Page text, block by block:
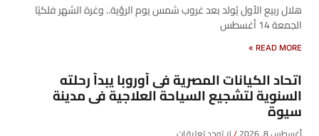
هلال ربيع الأول يُولد بعد غروب شمس يوم الرؤية.. وغرة الشهر فلكيًا
الجمعة 14 أغسطس
READ MORE »
اتحاد الكيانات المصرية فى أوروبا يبدأ رحلته
السنوية لتشجيع السياحة العلاجية فى مدينة
سيوة